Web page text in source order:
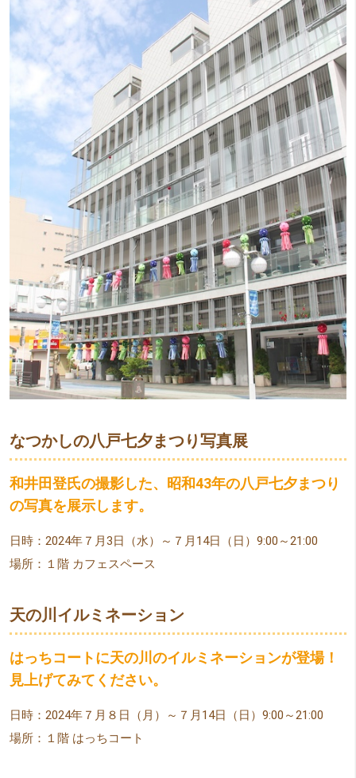
なつかしの八戸七夕まつり写真展
和井田登氏の撮影した、昭和43年の八戸七夕まつり
の写真を展示します。
日時：2024年７月3日（水）～７月14日（日）9:00～21:00
場所：１階 カフェスペース
天の川イルミネーション
はっちコートに天の川のイルミネーションが登場！
見上げてみてください。
日時：2024年７月８日（月）～７月14日（日）9:00～21:00
場所：１階 はっちコート